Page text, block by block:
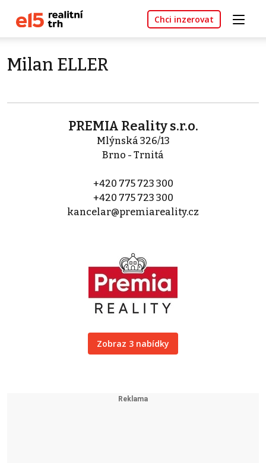
Chci inzerovat
Milan ELLER
PREMIA Reality s.r.o.
Mlýnská 326/13
Brno - Trnitá
+420 775 723 300
+420 775 723 300
kancelar@premiareality.cz
Zobraz 3 nabídky